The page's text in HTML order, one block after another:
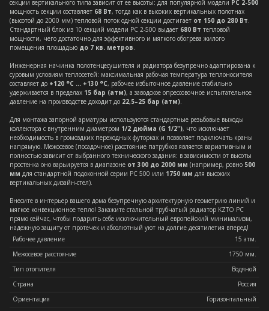
секции вертикального типа зависит от ее высоты: для популярной модели РС 2-500
мощность секции составляет 68 Вт, тогда как в высоких вертикальных полотнах
(высотой до 2000 мм) тепловой поток одной секции достигает от 150 до 280 Вт.
Стандартный блок из 10 секций модели РС 2-500 выдает 680 Вт тепловой
мощности, чего достаточно для эффективного и мягкого обогрева жилого
помещения площадью до 7 кв. метров.
Инженерная начинка полотенцесушителя и радиатора безупречно адаптирована к
суровым условиям теплосетей: максимальная рабочая температура теплоносителя
составляет до +120 °C ... +130 °C, рабочее избыточное давление стабильно
удерживается в пределах 15 бар (атм), а заводское опрессовочное испытательное
давление на производстве доходит до 22,5–25 бар (атм).
Для монтажа запорной арматуры используются стандартные резьбовые выходы
коллектора с внутренним диаметром 1/2 дюйма (G 1/2"), что исключает
необходимость в громоздких переходных футорках и позволяет подключать краны
напрямую. Межосевое (посадочное) расстояние патрубков является вариативным и
полностью зависит от выбранного технического задания: в зависимости от высоты
простенка оно варьируется в диапазоне от 300 до 2000 мм (например, ровно 500
мм для стандартной подоконной серии РС 500 или 1750 мм для высоких
вертикальных дизайн-стел).
Внесите в интерьер вашего дома безупречную архитектурную геометрию линий и
мягкое конвекционное тепло! Закажите стальной трубчатый радиатор KZTO РС
прямо сейчас, чтобы подарить себе исключительный европейский минимализм,
надежную защиту от протечек и абсолютный уют на долгие десятилетия вперед!
Рабочее давление
15 атм.
Межосевое расстояние
1750 мм.
Тип отопителя
Водяной
Страна
Россия
Ориентация
Горизонтальный